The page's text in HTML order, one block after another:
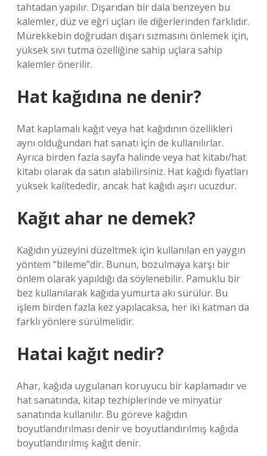
tahtadan yapılır. Dışarıdan bir dala benzeyen bu
kalemler, düz ve eğri uçları ile diğerlerinden farklıdır.
Mürekkebin doğrudan dışarı sızmasını önlemek için,
yüksek sıvı tutma özelliğine sahip uçlara sahip
kalemler önerilir.
Hat kağıdına ne denir?
Mat kaplamalı kağıt veya hat kağıdının özellikleri
aynı olduğundan hat sanatı için de kullanılırlar.
Ayrıca birden fazla sayfa halinde veya hat kitabı/hat
kitabı olarak da satın alabilirsiniz. Hat kağıdı fiyatları
yüksek kalitededir, ancak hat kağıdı aşırı ucuzdur.
Kağıt ahar ne demek?
Kağıdın yüzeyini düzeltmek için kullanılan en yaygın
yöntem “bileme”dir. Bunun, bozulmaya karşı bir
önlem olarak yapıldığı da söylenebilir. Pamuklu bir
bez kullanılarak kağıda yumurta akı sürülür. Bu
işlem birden fazla kez yapılacaksa, her iki katman da
farklı yönlere sürülmelidir.
Hatai kağıt nedir?
Ahar, kağıda uygulanan koruyucu bir kaplamadır ve
hat sanatında, kitap tezhiplerinde ve minyatür
sanatında kullanılır. Bu göreve kağıdın
boyutlandırılması denir ve boyutlandırılmış kağıda
boyutlandırılmış kağıt denir.